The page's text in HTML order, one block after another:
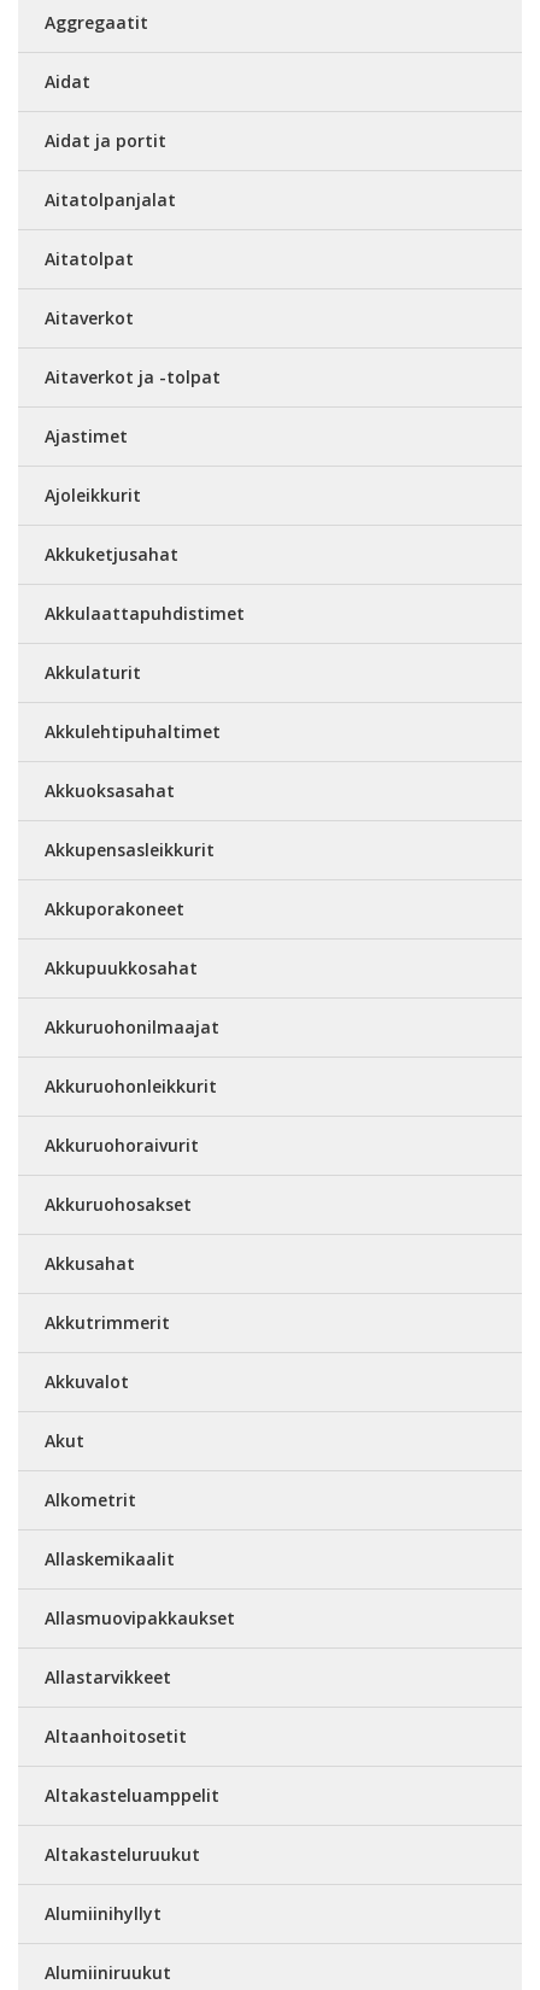
Aggregaatit
Aidat
Aidat ja portit
Aitatolpanjalat
Aitatolpat
Aitaverkot
Aitaverkot ja -tolpat
Ajastimet
Ajoleikkurit
Akkuketjusahat
Akkulaattapuhdistimet
Akkulaturit
Akkulehtipuhaltimet
Akkuoksasahat
Akkupensasleikkurit
Akkuporakoneet
Akkupuukkosahat
Akkuruohonilmaajat
Akkuruohonleikkurit
Akkuruohoraivurit
Akkuruohosakset
Akkusahat
Akkutrimmerit
Akkuvalot
Akut
Alkometrit
Allaskemikaalit
Allasmuovipakkaukset
Allastarvikkeet
Altaanhoitosetit
Altakasteluamppelit
Altakasteluruukut
Alumiinihyllyt
Alumiiniruukut